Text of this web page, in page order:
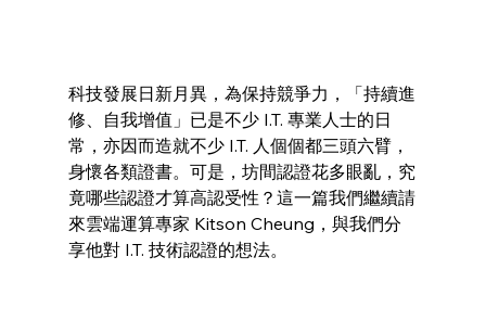
科技發展日新月異，為保持競爭力，「持續進
修、自我增值」已是不少 I.T. 專業人士的日
常，亦因而造就不少 I.T. 人個個都三頭六臂，
身懷各類證書。可是，坊間認證花多眼亂，究
竟哪些認證才算高認受性？這一篇我們繼續請
來雲端運算專家 Kitson Cheung，與我們分
享他對 I.T. 技術認證的想法。